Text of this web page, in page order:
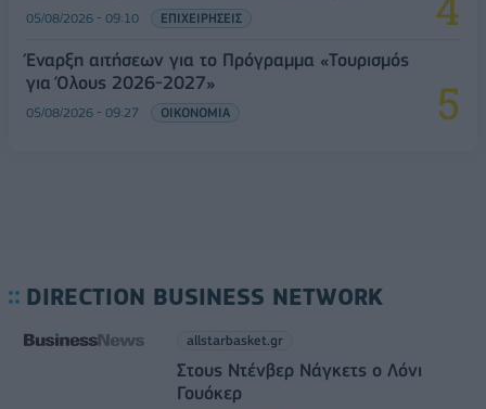
05/08/2026 - 09:10 ΕΠΙΧΕΙΡΗΣΕΙΣ
Έναρξη αιτήσεων για το Πρόγραμμα «Τουρισμός
για Όλους 2026-2027»
05/08/2026 - 09:27 ΟΙΚΟΝΟΜΙΑ
DIRECTION BUSINESS NETWORK
allstarbasket.gr
Στους Ντένβερ Νάγκετς ο Λόνι
Γουόκερ